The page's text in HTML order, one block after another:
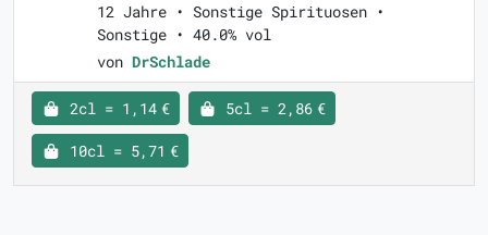
12 Jahre • Sonstige Spirituosen •
Sonstige • 40.0% vol
von DrSchlade
2cl = 1,14 € 5cl = 2,86 €
10cl = 5,71 €